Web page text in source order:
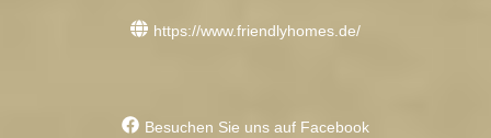
https://www.friendlyhomes.de/
Besuchen Sie uns auf Facebook